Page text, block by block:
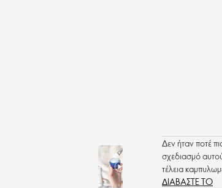
Δεν ήταν ποτέ
σχεδιασμό
τέλεια
ΔΙΑΒΑΣΤΕ ΤΟ